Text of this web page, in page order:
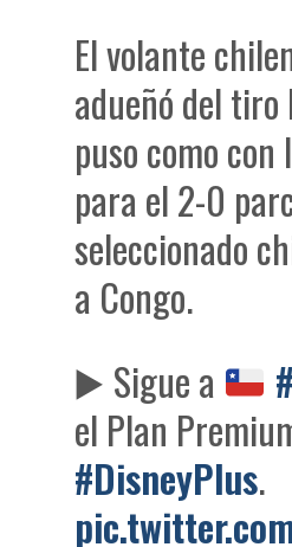
El volante
adueñó del tiro
puso como con
para el 2-0
seleccionado
a Congo.
▶️ Sigue a
el Plan
#DisneyPlus.